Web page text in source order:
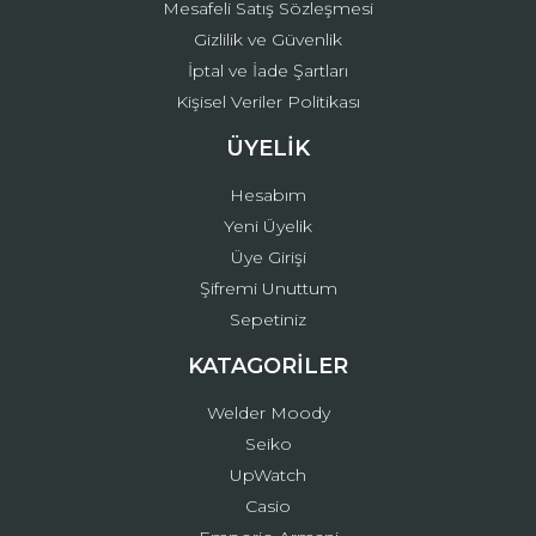
Mesafeli Satış Sözleşmesi
Gizlilik ve Güvenlik
İptal ve İade Şartları
Kişisel Veriler Politikası
ÜYELİK
Hesabım
Yeni Üyelik
Üye Girişi
Şifremi Unuttum
Sepetiniz
KATAGORİLER
Welder Moody
Seiko
UpWatch
Casio